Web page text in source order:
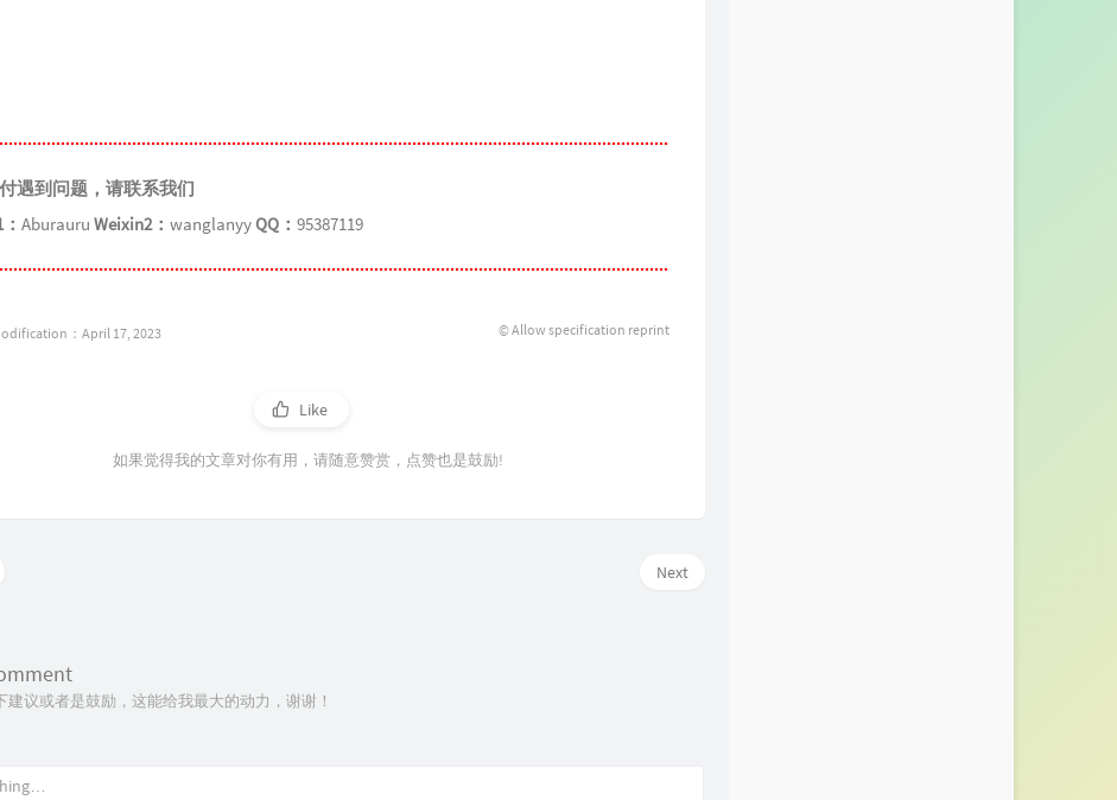
遇到问题，请联系我们
Aburauru Weixin2： wanglanyyQQ： 95387119
：April 17, 2023 © Allow specification reprint
Like
如果觉得我的文章对你有用，请随意赞赏，点赞也是鼓励!
Next
建议或者是鼓励，这能给我最大的动力，谢谢！